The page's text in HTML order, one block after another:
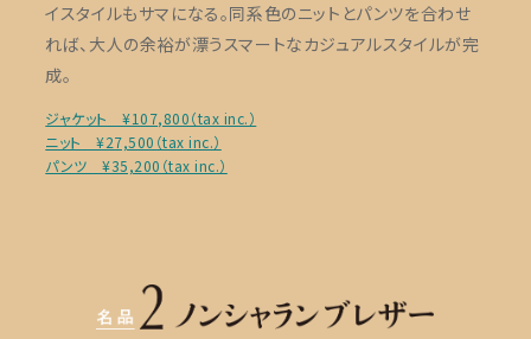
イスタイルもサマになる。同系色のニットとパンツを合わせ
れば、大人の余裕が漂うスマートなカジュアルスタイルが完
成。
ジャケット ¥107,800（tax inc.）
ニット ¥27,500（tax inc.）
パンツ ¥35,200（tax inc.）